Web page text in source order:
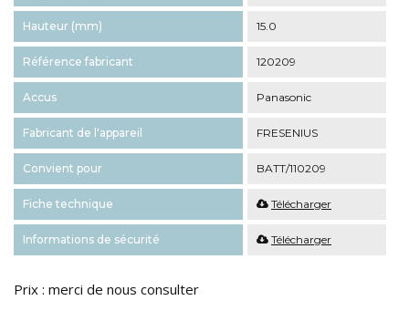
Hauteur (mm) 15.0
Référence fabricant 120209
Accus Panasonic
Fabricant de l'appareil FRESENIUS
Convient pour BATT/110209
Fiche technique Télécharger
Informations de sécurité Télécharger
Prix : merci de nous consulter